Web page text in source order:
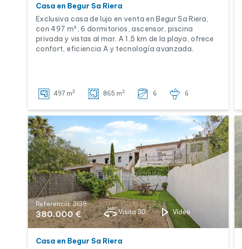
Casa en Begur Sa Riera
Exclusiva casa de lujo en venta en Begur Sa Riera,
con 497 m², 6 dormitorios, ascensor, piscina
privada y vistas al mar. A 1,5 km de la playa, ofrece
confort, eficiencia A y tecnología avanzada.
497 m2 865 m2 6 6
Referencia: 3139
380.000 € Visita 3D Vídeo
Casa en Begur Sa Riera